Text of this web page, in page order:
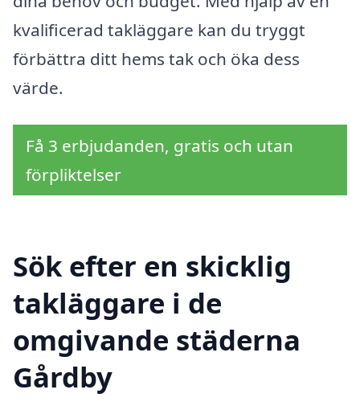
kvalificerad takläggare kan du tryggt
förbättra ditt hems tak och öka dess
värde.
Få 3 erbjudanden, gratis och utan
förpliktelser
Sök efter en skicklig
takläggare i de
omgivande städerna
Gårdby